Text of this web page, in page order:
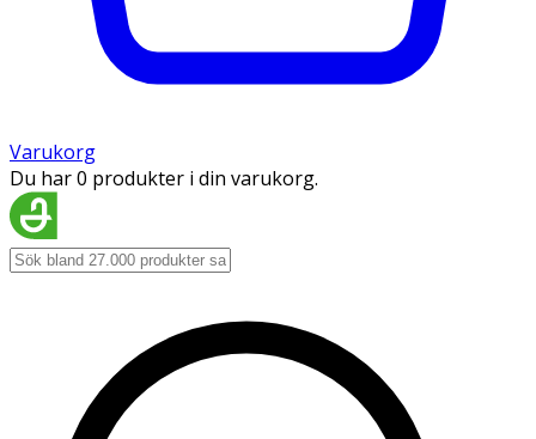
Varukorg
Du har 0 produkter i din varukorg.